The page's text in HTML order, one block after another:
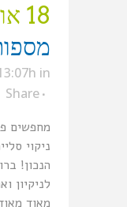
18 אוג
in
Share
מחפשים
ניקוי
הנכון!
לניקיון
מאוד